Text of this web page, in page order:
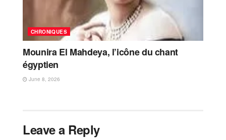
CHRONIQUES
Mounira El Mahdeya, l’icône du chant
égyptien
June 8, 2026
Leave a Reply